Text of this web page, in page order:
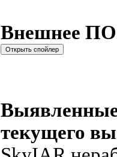
Внешнее
Выявленные
текущего